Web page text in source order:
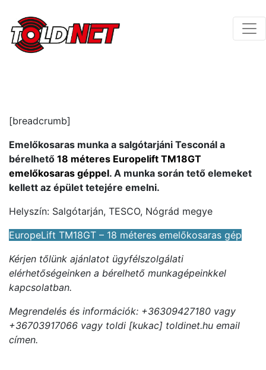
[breadcrumb]
Emelőkosaras munka a salgótarjáni Tesconál a
bérelhető 18 méteres Europelift TM18GT
emelőkosaras géppel. A munka során tető elemeket
kellett az épület tetejére emelni.
Helyszín: Salgótarján, TESCO, Nógrád megye
EuropeLift TM18GT – 18 méteres emelőkosaras gép
Kérjen tőlünk ajánlatot ügyfélszolgálati
elérhetőségeinken a bérelhető munkagépeinkkel
kapcsolatban.
Megrendelés és információk: +36309427180 vagy
+36703917066 vagy toldi [kukac] toldinet.hu email
címen.